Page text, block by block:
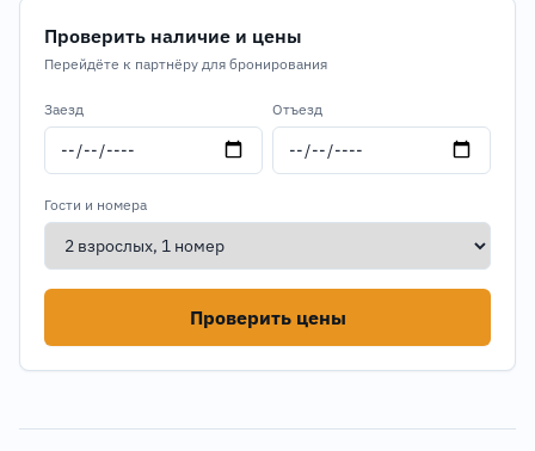
Проверить наличие и цены
Перейдёте к партнёру для бронирования
Заезд Отъезд
Гости и номера
Проверить цены